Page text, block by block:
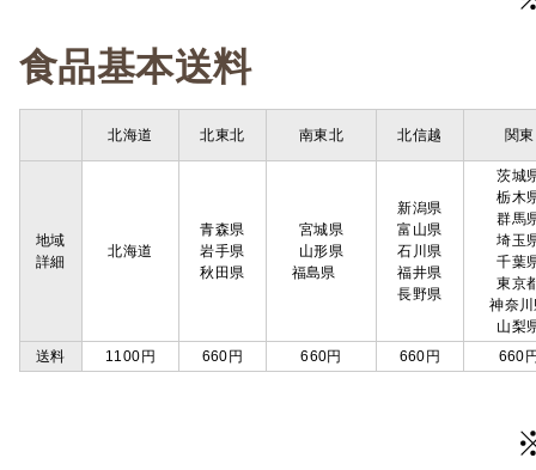
食品基本送料
北海道 北東北 南東北 北信越 関東
地域
詳細
北海道
青森県
岩手県
秋田県
宮城県
山形県
福島県
新潟県
富山県
石川県
福井県
長野県
茨城
栃木
群馬
埼玉
千葉
東京
神奈
山梨
送料
1100円 660円 660円 660円 660